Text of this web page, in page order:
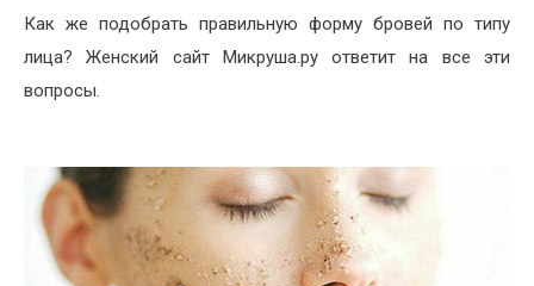
Как же подобрать правильную форму бровей по типу
лица? Женский сайт Микруша.ру ответит на все эти
вопросы.